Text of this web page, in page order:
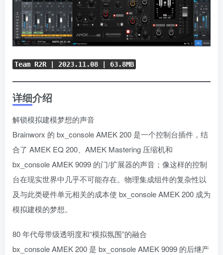
Team R2R | 2023.11.08 | 63.8MB
详细介绍
解锁模拟建模梦想的声音
Brainworx 的 bx_console AMEK 200 是一个控制台插件，结
合了 AMEK EQ 200、AMEK Mastering 压缩机和
bx_console AMEK 9099 的门/扩展器的声音；像这样的控制
台在现实世界中几乎不可能存在。物理集成组件的复杂性以
及与此类硬件单元相关的成本使 bx_console AMEK 200 成为
模拟建模的梦想。
80 年代母带级透明度和“模拟氛围”的融合
bx_console AMEK 200 是 bx_console AMEK 9099 的后继产